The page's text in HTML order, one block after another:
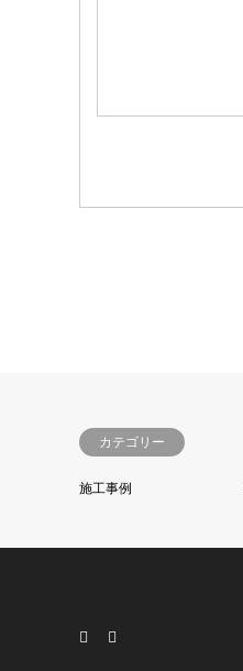
カテゴリー
施工事例